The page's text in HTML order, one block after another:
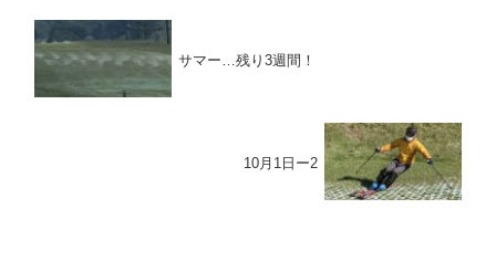
サマー…残り3週間！
10月1日ー2